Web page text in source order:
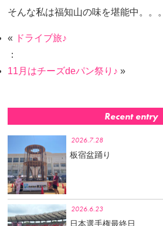
そんな私は福知山の味を堪能中。。。
« ドライブ旅♪
：
11月はチーズdeパン祭り♪ »
Recent entry
2026.7.28
板宿盆踊り
2026.6.23
日本選手権最終日